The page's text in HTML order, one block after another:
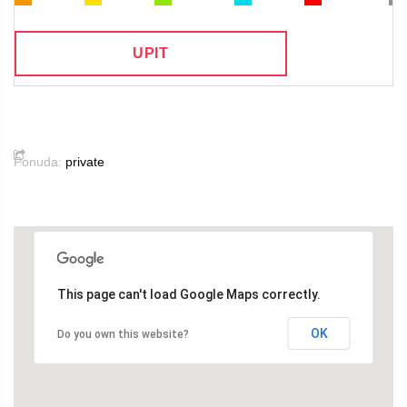
UPIT
Ponuda: private
This page can't load Google Maps correctly.
Do you own this website? OK